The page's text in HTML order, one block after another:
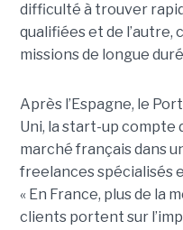
difficulté à trouver
qualifiées et de l’autre,
missions de longue
Après l’Espagne, le
Uni, la start-up compte
marché français dans
freelances spécialisés
« En France, plus de la
clients portent sur